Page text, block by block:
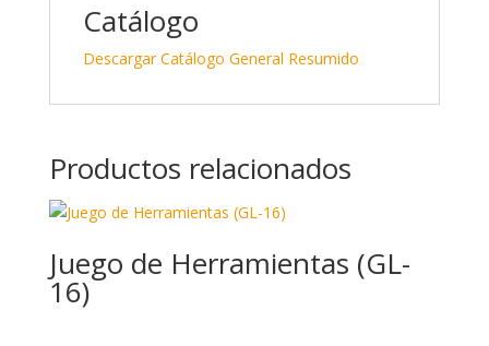
Catálogo
Descargar Catálogo General Resumido
Productos relacionados
Juego de Herramientas (GL-
16)